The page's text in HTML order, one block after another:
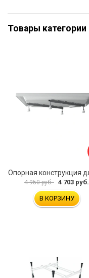
Товары категории
4 950 руб. 4 703 руб.
В КОРЗИНУ